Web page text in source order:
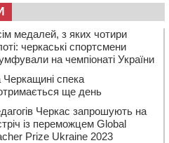
медалей, з яких чотири
черкаські спортсмени
на чемпіонаті України
Черкащині спека
ще день
Черкас запрошують на
із переможцем Global
Prize Ukraine 2023